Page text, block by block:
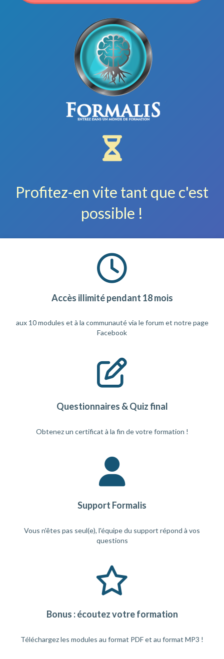
Profitez-en vite tant que c'est
possible !
Accès illimité pendant 18 mois
aux 10 modules et à la communauté via le forum et notre page
Facebook
Questionnaires & Quiz final
Obtenez un certificat à la fin de votre formation !
Support Formalis
Vous n'êtes pas seul(e), l'équipe du support répond à vos
questions
Bonus : écoutez votre formation
Téléchargez les modules au format PDF et au format MP3 !